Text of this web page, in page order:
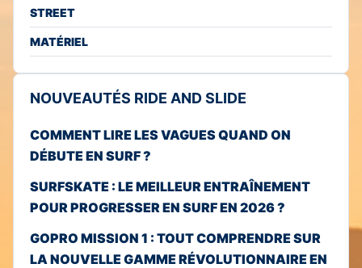
STREET
MATÉRIEL
NOUVEAUTÉS RIDE AND SLIDE
COMMENT LIRE LES VAGUES QUAND ON
DÉBUTE EN SURF ?
SURFSKATE : LE MEILLEUR ENTRAÎNEMENT
POUR PROGRESSER EN SURF EN 2026 ?
GOPRO MISSION 1 : TOUT COMPRENDRE SUR
LA NOUVELLE GAMME RÉVOLUTIONNAIRE EN